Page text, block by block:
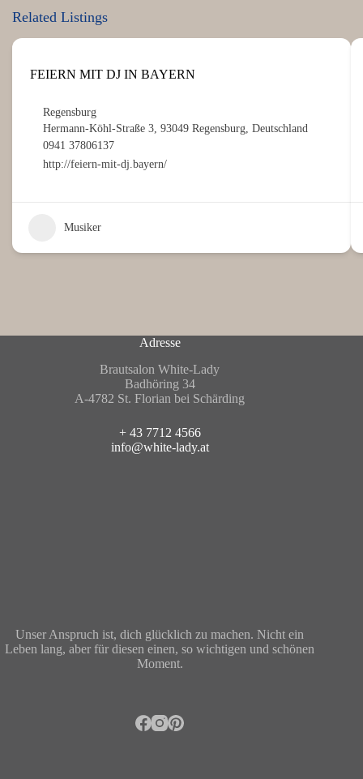
Related Listings
FEIERN MIT DJ IN BAYERN
Regensburg
Hermann-Köhl-Straße 3, 93049 Regensburg, Deutschland
0941 37806137
http://feiern-mit-dj.bayern/
Musiker
Adresse
Brautsalon White-Lady
Badhöring 34
A-4782 St. Florian bei Schärding
+ 43 7712 4566
info@white-lady.at
Unser Anspruch ist, dich glücklich zu machen. Nicht ein
Leben lang, aber für diesen einen, so wichtigen und schönen
Moment.